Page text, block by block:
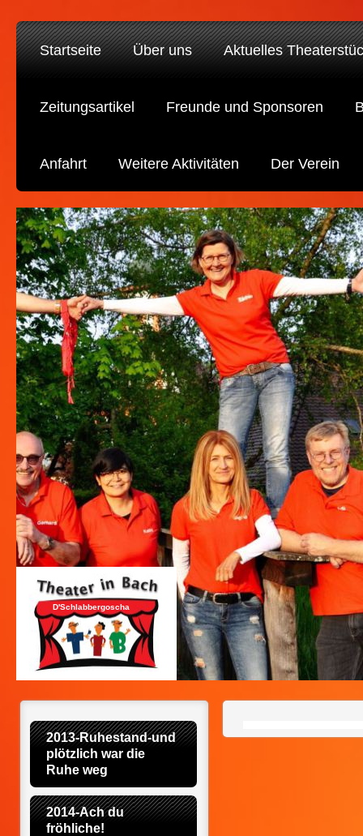
Startseite Über uns Aktuelles
Zeitungsartikel Freunde und Sponsoren
Anfahrt Weitere Aktivitäten Der Verein
D'Schlabbergoscha
2013-Ruhestand-und
plötzlich war die
Ruhe weg
2014-Ach du
fröhliche!